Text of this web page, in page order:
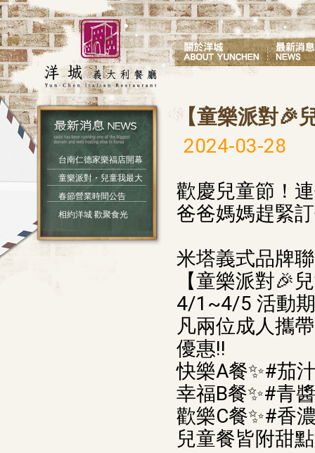
台南仁德家樂福店開幕
童樂派對・兒童我最大
春節營業時間公告
相約洋城 歡聚食光
【童樂派對🎉
2024-03-28
歡慶兒童節！
爸爸媽媽趕緊
米塔義式品牌
【童樂派對🎉
4/1~4/5 活動
凡兩位成人攜
優惠‼️
快樂A餐✨#茄
幸福B餐✨#青
歡樂C餐✨#香
兒童餐皆附甜